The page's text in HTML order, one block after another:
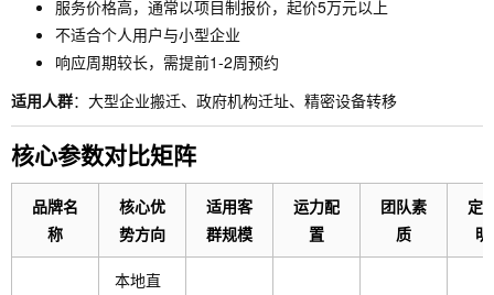
服务价格高，通常以项目制报价，起价5万元以上
不适合个人用户与小型企业
响应周期较长，需提前1-2周预约
适用人群：大型企业搬迁、政府机构迁址、精密设备转移
核心参数对比矩阵
品牌名
称
核心优
势方向
适用客
群规模
运力配
置
团队素
质
定
本地直